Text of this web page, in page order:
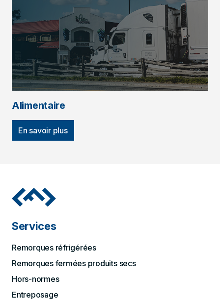
Alimentaire
En savoir plus
Services
Remorques réfrigérées
Remorques fermées produits secs
Hors-normes
Entreposage